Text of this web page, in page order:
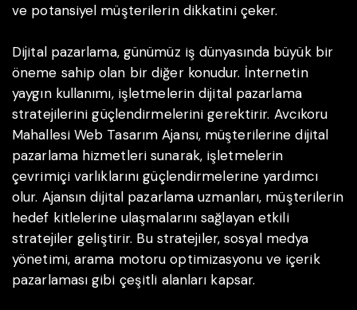
ve potansiyel müşterilerin dikkatini çeker.
Dijital pazarlama, günümüz iş dünyasında büyük bir
öneme sahip olan bir diğer konudur. İnternetin
yaygın kullanımı, işletmelerin dijital pazarlama
stratejilerini güçlendirmelerini gerektirir. Avcıkoru
Mahallesi Web Tasarım Ajansı, müşterilerine dijital
pazarlama hizmetleri sunarak, işletmelerin
çevrimiçi varlıklarını güçlendirmelerine yardımcı
olur. Ajansın dijital pazarlama uzmanları, müşterilerin
hedef kitlelerine ulaşmalarını sağlayan etkili
stratejiler geliştirir. Bu stratejiler, sosyal medya
yönetimi, arama motoru optimizasyonu ve içerik
pazarlaması gibi çeşitli alanları kapsar.